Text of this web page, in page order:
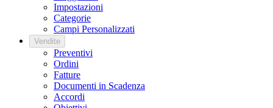
Impostazioni
Categorie
Campi Personalizzati
Vendite
Preventivi
Ordini
Fatture
Documenti in Scadenza
Accordi